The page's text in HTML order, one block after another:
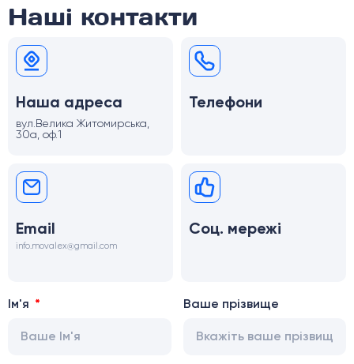
Наші контакти
Наша адреса
вул.Велика Житомирська,
30а, оф.1
Телефони
Email
info.movalex@gmail.com
Соц. мережі
Ім'я Ваше прізвище